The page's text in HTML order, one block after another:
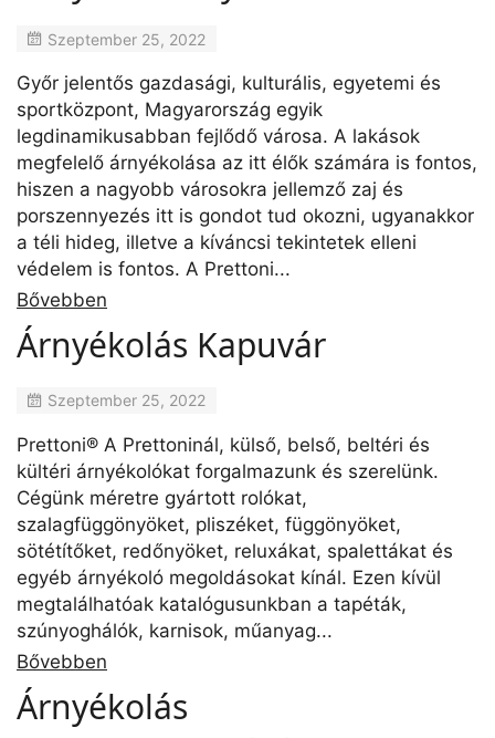
Szeptember 25, 2022
Győr jelentős gazdasági, kulturális, egyetemi és
sportközpont, Magyarország egyik
legdinamikusabban fejlődő városa. A lakások
megfelelő árnyékolása az itt élők számára is fontos,
hiszen a nagyobb városokra jellemző zaj és
porszennyezés itt is gondot tud okozni, ugyanakkor
a téli hideg, illetve a kíváncsi tekintetek elleni
védelem is fontos. A Prettoni...
Bővebben
Árnyékolás Kapuvár
Szeptember 25, 2022
Prettoni® A Prettoninál, külső, belső, beltéri és
kültéri árnyékolókat forgalmazunk és szerelünk.
Cégünk méretre gyártott rolókat,
szalagfüggönyöket, pliszéket, függönyöket,
sötétítőket, redőnyöket, reluxákat, spalettákat és
egyéb árnyékoló megoldásokat kínál. Ezen kívül
megtalálhatóak katalógusunkban a tapéták,
szúnyoghálók, karnisok, műanyag...
Bővebben
Árnyékolás